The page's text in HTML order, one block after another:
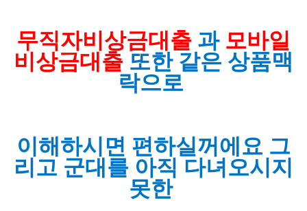
무직자비상금대출 과 모바일
비상금대출 또한 같은 상품맥
락으로
이해하시면 편하실꺼에요 그
리고 군대를 아직 다녀오시지
못한